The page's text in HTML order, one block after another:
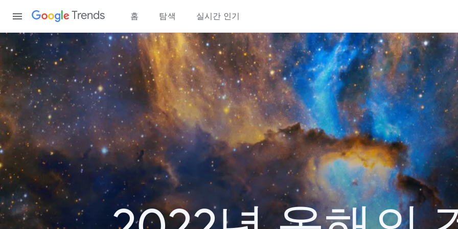
Trends 홈 탐색 실시간 인기